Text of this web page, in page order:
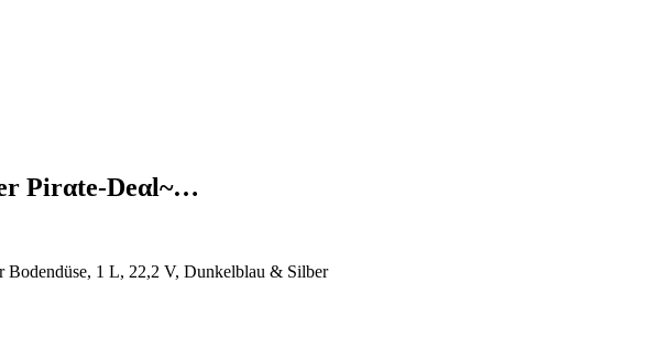
Pirαtе-Dеαl~…
Bodendüse, 1 L, 22,2 V, Dunkelblau & Silber